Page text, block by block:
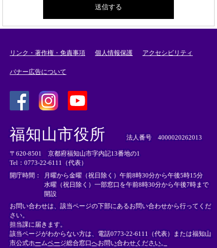
リンク・著作権・免責事項 個人情報保護 アクセシビリティ
バナー広告について
外
部
リ
ン
ク
＞
外
リ
ン
ク
＞
外
部
ン
ク
＞
福知山市役所 法人番号 4000020262013
〒620-8501 京都府福知山市字内記13番地の1
Tel：0773-22-6111（代表）
開庁時間：
月曜から金曜（祝日除く）午前8時30分から午後5時15分
水曜（祝日除く）一部窓口を午前8時30分から午後7時まで
開設
お問い合わせは、該当ページの下部にあるお問い合わせから行ってくだ
さい。
担当課に届きます。
該当ページがわからない方は、電話0773-22-6111（代表）または福知山
市公式ホームページ総合窓口へお問い合わせください。